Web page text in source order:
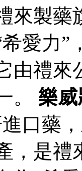
來製藥
愛力”
由禮來
。 樂威
口藥
，是禮